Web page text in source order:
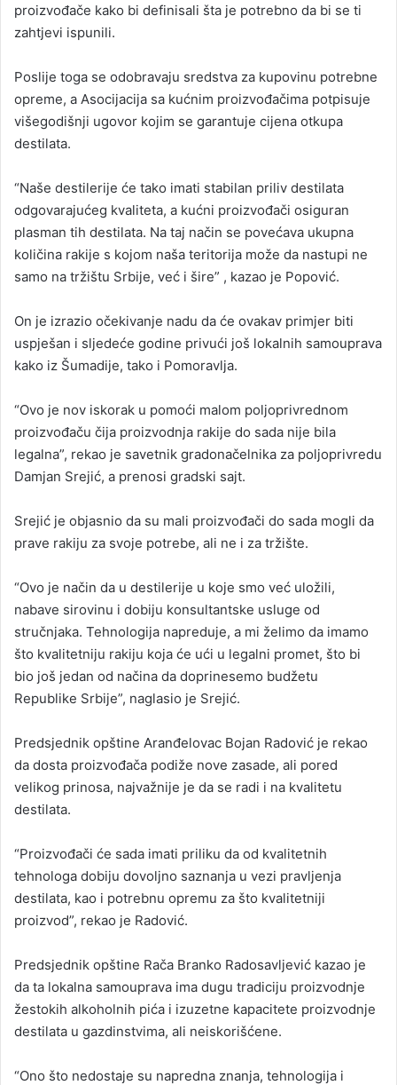
proizvođače kako bi definisali šta je potrebno da bi se ti
zahtjevi ispunili.
Poslije toga se odobravaju sredstva za kupovinu potrebne
opreme, a Asocijacija sa kućnim proizvođačima potpisuje
višegodišnji ugovor kojim se garantuje cijena otkupa
destilata.
“Naše destilerije će tako imati stabilan priliv destilata
odgovarajućeg kvaliteta, a kućni proizvođači osiguran
plasman tih destilata. Na taj način se povećava ukupna
količina rakije s kojom naša teritorija može da nastupi ne
samo na tržištu Srbije, već i šire” , kazao je Popović.
On je izrazio očekivanje nadu da će ovakav primjer biti
uspješan i sljedeće godine privući još lokalnih samouprava
kako iz Šumadije, tako i Pomoravlja.
“Ovo je nov iskorak u pomoći malom poljoprivrednom
proizvođaču čija proizvodnja rakije do sada nije bila
legalna”, rekao je savetnik gradonačelnika za poljoprivredu
Damjan Srejić, a prenosi gradski sajt.
Srejić je objasnio da su mali proizvođači do sada mogli da
prave rakiju za svoje potrebe, ali ne i za tržište.
“Ovo je način da u destilerije u koje smo već uložili,
nabave sirovinu i dobiju konsultantske usluge od
stručnjaka. Tehnologija napreduje, a mi želimo da imamo
što kvalitetniju rakiju koja će ući u legalni promet, što bi
bio još jedan od načina da doprinesemo budžetu
Republike Srbije”, naglasio je Srejić.
Predsjednik opštine Aranđelovac Bojan Radović je rekao
da dosta proizvođača podiže nove zasade, ali pored
velikog prinosa, najvažnije je da se radi i na kvalitetu
destilata.
“Proizvođači će sada imati priliku da od kvalitetnih
tehnologa dobiju dovoljno saznanja u vezi pravljenja
destilata, kao i potrebnu opremu za što kvalitetniji
proizvod”, rekao je Radović.
Predsjednik opštine Rača Branko Radosavljević kazao je
da ta lokalna samouprava ima dugu tradiciju proizvodnje
žestokih alkoholnih pića i izuzetne kapacitete proizvodnje
destilata u gazdinstvima, ali neiskorišćene.
“Ono što nedostaje su napredna znanja, tehnologija i